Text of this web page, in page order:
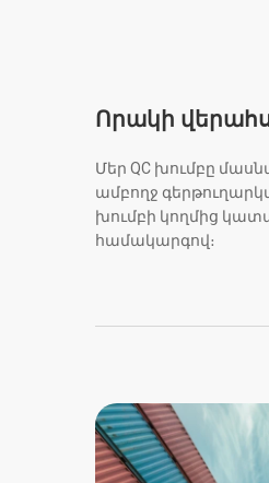
Որակի
Մեր QC խումբը
ամբողջ
խումբի կողմից
համակարգով։